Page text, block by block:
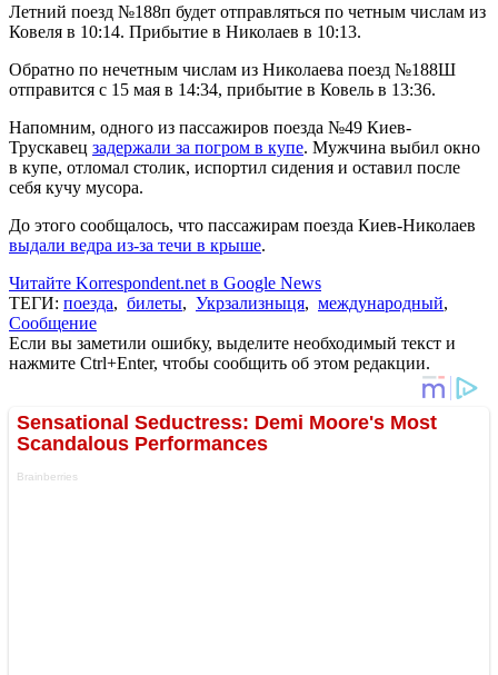
Летний поезд №188п будет отправляться по четным числам из
Ковеля в 10:14. Прибытие в Николаев в 10:13.
Обратно по нечетным числам из Николаева поезд №188Ш
отправится с 15 мая в 14:34, прибытие в Ковель в 13:36.
Напомним, одного из пассажиров поезда №49 Киев-
Трускавец задержали за погром в купе. Мужчина выбил окно
в купе, отломал столик, испортил сидения и оставил после
себя кучу мусора.
До этого сообщалось, что пассажирам поезда Киев-Николаев
выдали ведра из-за течи в крыше.
Читайте Korrespondent.net в Google News
ТЕГИ: поезда, билеты, Укрзализныця, международный,
Сообщение
Если вы заметили ошибку, выделите необходимый текст и
нажмите Ctrl+Enter, чтобы сообщить об этом редакции.